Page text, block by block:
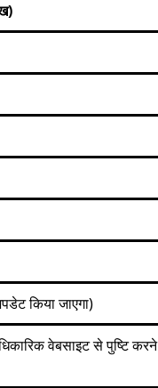
किया जाएगा)
वेबसाइट से पुष्टि करने